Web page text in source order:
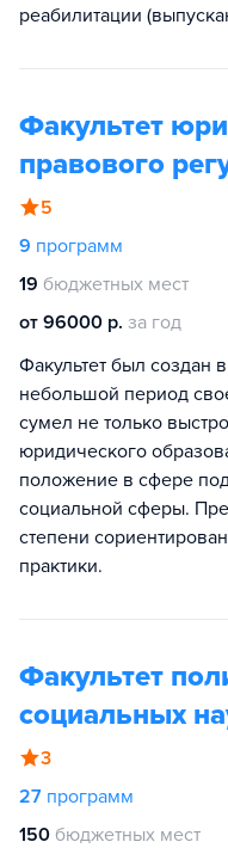
реабилитации
Факультет
правового
5
9 программ
19 бюджетных мест
от 96000 р. за год
Факультет был создан
небольшой период
сумел не только
юридического
положение в сфере
социальной сферы.
степени
практики.
Факультет
социальных
3
27 программ
150 бюджетных мест